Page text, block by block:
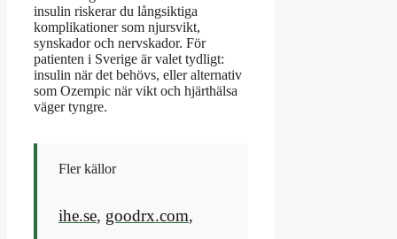
insulin riskerar du långsiktiga
komplikationer som njursvikt,
synskador och nervskador. För
patienten i Sverige är valet tydligt:
insulin när det behövs, eller alternativ
som Ozempic när vikt och hjärthälsa
väger tyngre.
Fler källor
ihe.se, goodrx.com,